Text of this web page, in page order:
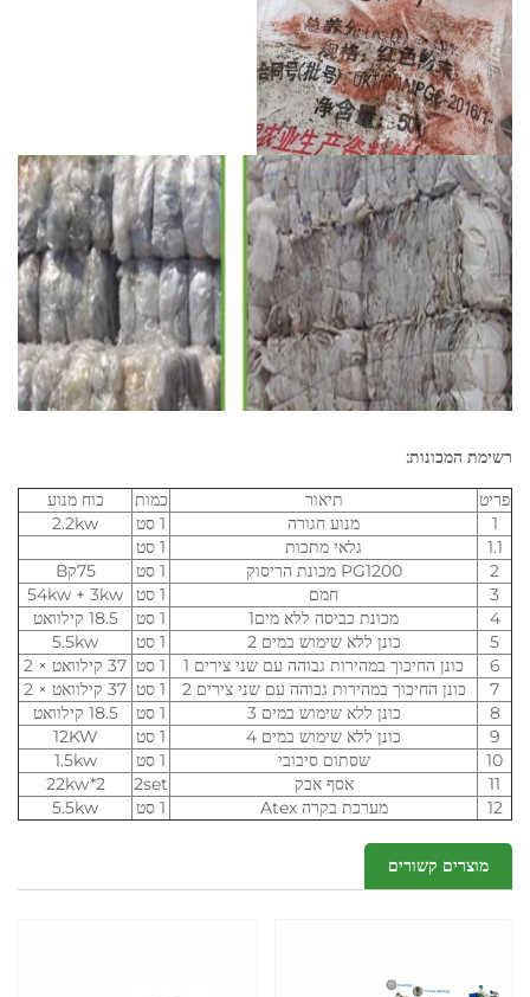
רשימת המכונות:
פריט
תיאור כמות
כוח מנוע
1
מנוע חגורה 1 סט
2.2kw
1.1
גלאי מתכות
1 סט
2
PG1200 מכונת הריסוק 1 סט
75קВ
3
חמם 1 סט
54kw + 3kw
4
מכונת כביסה ללא מים1 1 סט
18.5 קילוואט
5
כונן ללא שימוש במים 2 1 סט
5.5kw
6
כונן החיכוך במהירות גבוהה עם שני צירים 1 1 סט
37 קילוואט × 2
7
כונן החיכוך במהירות גבוהה עם שני צירים 2 1 סט
37 קילוואט × 2
8
כונן ללא שימוש במים 3 1 סט
18.5 קילוואט
9
כונן ללא שימוש במים 4 1 סט
12KW
10
שסתום סיבובי 1 סט
1.5kw
11
אסף אבק 2set
22kw*2
12
מערכת בקרה Atex 1 סט 5.5kw
מוצרים קשורים